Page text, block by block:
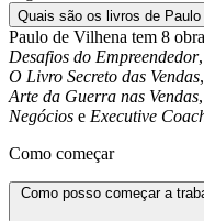
Quais são os livros de Paulo
Paulo de Vilhena tem 8
Desafios do Empreendedor,
O Livro Secreto das Vendas,
Arte da Guerra nas Vendas,
Negócios e Executive
Como começar
Como posso começar a